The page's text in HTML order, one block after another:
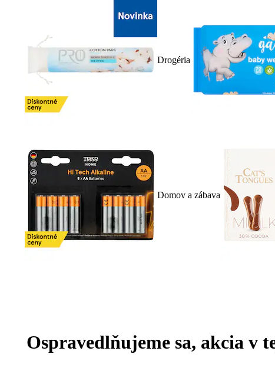
Drogéria
Domov a zábava
Ospravedlňujeme sa, akcia v